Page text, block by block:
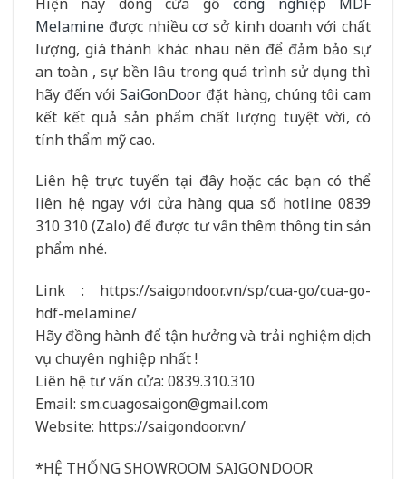
Melamine được nhiều cơ sở kinh doanh với chất
lượng, giá thành khác nhau nên để đảm bảo sự
an toàn , sự bền lâu trong quá trình sử dụng thì
hãy đến vớiSaiGonDoor đặt hàng, chúng tôi cam
kết kết quả sản phẩm chất lượng tuyệt vời, có
tính thẩm mỹ cao.
Liên hệ trực tuyến tại đây hoặc các bạn có thể
liên hệ ngay với cửa hàng qua số hotline 0839
310 310 (Zalo) để được tư vấn thêm thông tin sản
phẩm nhé.
Link : https://saigondoor.vn/sp/cua-go/cua-go-
hdf-melamine/
Hãy đồng hành để tận hưởng và trải nghiệm dịch
vụ chuyên nghiệp nhất !
Liên hệ tư vấn cửa: 0839.310.310
Email: sm.cuagosaigon@gmail.com
Website: https://saigondoor.vn/
*HỆ THỐNG SHOWROOM SAIGONDOOR